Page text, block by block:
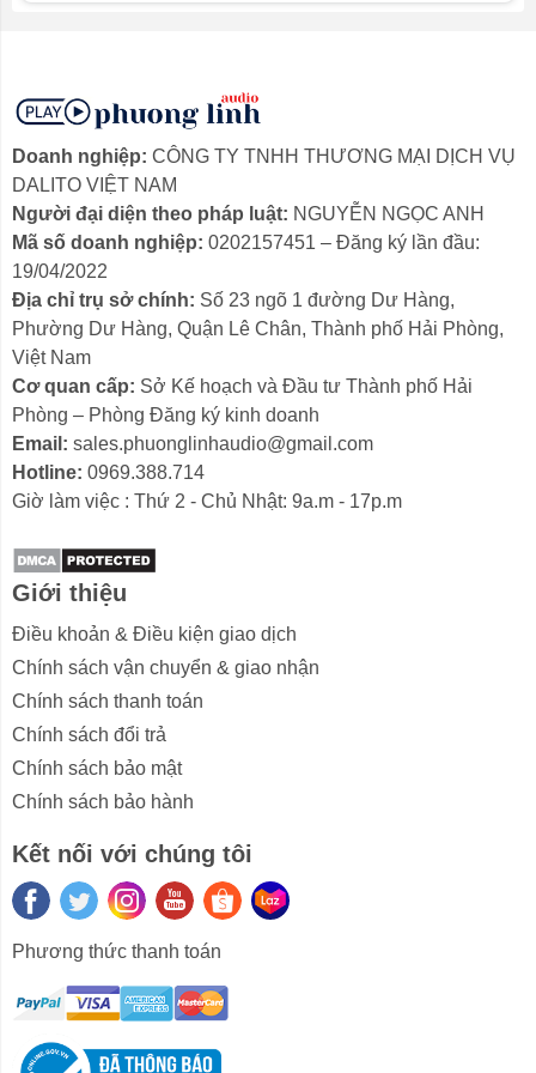
một đầu vào AUX và đầu vào RCA.
undefined
ĐIỀU KHIỂN DỄ DÀNG
Nút xoay điều chỉnh âm lượng, bộ chọn đầu vào cũng
có thể được sử dụng để bật và tắt loa cũng như một nút
xoay âm trầm và âm bổng để điều chỉnh EQ của loa để
bạn có thể có được âm thanh như ý muốn
undefined
CHẤT LƯỢNG ÂM THANH TUYỆT VỜI
Bộ loa có hai loa trầm 4 inch cho âm trầm và hai loa
này được kết hợp với tổng công suất đầu ra 70W mang
đến trải nghiệm nghe tuyệt vời tràn ngập căn
phòng. Âm trầm hiện hữu, có độ sâu và âm bổng rõ
ràng với tần số đáp ứng từ 54Hz-20KHz. Loa có thể
cung cấp âm thanh nổi, mặc dù bạn có thể sẽ không
nhận được đầy đủ lợi ích của điều này trừ khi bạn đang
thẳng về phía trước và khá gần nhau.
PHỤ KIỆN ĐẦY ĐỦ
Doanh nghiệp: CÔNG TY TNHH THƯƠNG MẠI DỊCH VỤ
DALITO VIỆT NAM
Người đại diện theo pháp luật: NGUYỄN NGỌC ANH
Mã số doanh nghiệp: 0202157451 – Đăng ký lần đầu:
19/04/2022
Địa chỉ trụ sở chính: Số 23 ngõ 1 đường Dư Hàng,
Phường Dư Hàng, Quận Lê Chân, Thành phố Hải Phòng,
Việt Nam
Cơ quan cấp: Sở Kế hoạch và Đầu tư Thành phố Hải
Phòng – Phòng Đăng ký kinh doanh
Email: sales.phuonglinhaudio@gmail.com
Hotline: 0969.388.714
Giờ làm việc : Thứ 2 - Chủ Nhật: 9a.m - 17p.m
Giới thiệu
Điều khoản & Điều kiện giao dịch
Chính sách vận chuyển & giao nhận
Chính sách thanh toán
Chính sách đổi trả
Chính sách bảo mật
Chính sách bảo hành
Kết nối với chúng tôi
Phương thức thanh toán